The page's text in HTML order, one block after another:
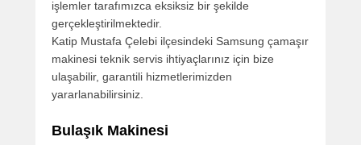
işlemler tarafımızca eksiksiz bir şekilde
gerçekleştirilmektedir.
Katip Mustafa Çelebi ilçesindeki Samsung çamaşır
makinesi teknik servis ihtiyaçlarınız için bize
ulaşabilir, garantili hizmetlerimizden
yararlanabilirsiniz.
Bulaşık Makinesi